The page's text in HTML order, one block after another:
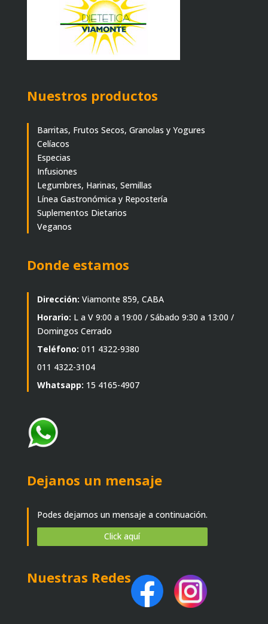
Nuestros productos
Barritas, Frutos Secos, Granolas y Yogures
Celíacos
Especias
Infusiones
Legumbres, Harinas, Semillas
Línea Gastronómica y Repostería
Suplementos Dietarios
Veganos
Donde estamos
Dirección: Viamonte 859, CABA
Horario: L a V 9:00 a 19:00 / Sábado 9:30 a 13:00 /
Domingos Cerrado
Teléfono: 011 4322-9380
011 4322-3104
Whatsapp: 15 4165-4907
Dejanos un mensaje
Podes dejarnos un mensaje a continuación.
Click aquí
Nuestras Redes